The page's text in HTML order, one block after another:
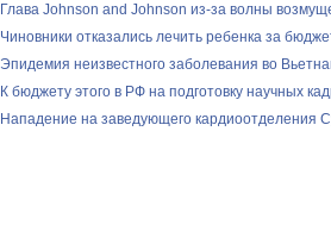
Глава Johnson and Johnson из-за волны
Чиновники отказались лечить ребенка за
Эпидемия неизвестного заболевания во
К бюджету этого в РФ на подготовку научных
Нападение на заведующего кардиоотделения